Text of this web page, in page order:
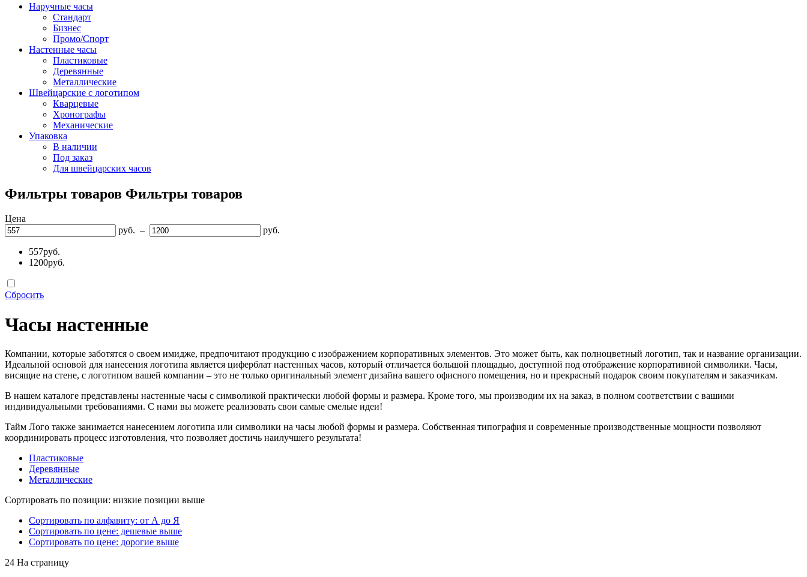
Наручные часы
Стандарт
Бизнес
Промо/Спорт
Настенные часы
Пластиковые
Деревянные
Металлические
Швейцарские с логотипом
Кварцевые
Хронографы
Механические
Упаковка
В наличии
Под заказ
Для швейцарских часов
Фильтры товаров Фильтры товаров
Цена
руб. –
руб.
557руб.
1200руб.
Сбросить
Часы настенные
Компании, которые заботятся о своем имидже, предпочитают продукцию с изображением корпоративных элементов. Это может быть, как полноцветный логотип, так и название организации.
Идеальной основой для нанесения логотипа является циферблат настенных часов, который отличается большой площадью, доступной под отображение корпоративной символики. Часы,
висящие на стене, с логотипом вашей компании – это не только оригинальный элемент дизайна вашего офисного помещения, но и прекрасный подарок своим покупателям и заказчикам.
В нашем каталоге представлены настенные часы с символикой практически любой формы и размера. Кроме того, мы производим их на заказ, в полном соответствии с вашими
индивидуальными требованиями. С нами вы можете реализовать свои самые смелые идеи!
Тайм Лого также занимается нанесением логотипа или символики на часы любой формы и размера. Собственная типография и современные производственные мощности позволяют
координировать процесс изготовления, что позволяет достичь наилучшего результата!
Пластиковые
Деревянные
Металлические
Сортировать по позиции: низкие позиции выше
Сортировать по алфавиту: от А до Я
Сортировать по цене: дешевые выше
Сортировать по цене: дорогие выше
24 На страницу